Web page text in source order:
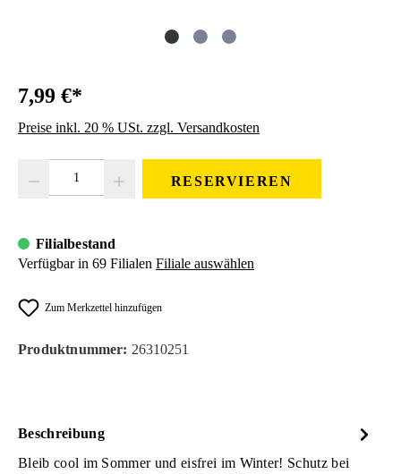
7,99 €*
Preise inkl. 20 % USt. zzgl. Versandkosten
RESERVIEREN
Filialbestand
Verfügbar in 69 Filialen Filiale auswählen
Zum Merkzettel hinzufügen
Produktnummer: 26310251
Beschreibung
Bleib cool im Sommer und eisfrei im Winter! Schutz bei